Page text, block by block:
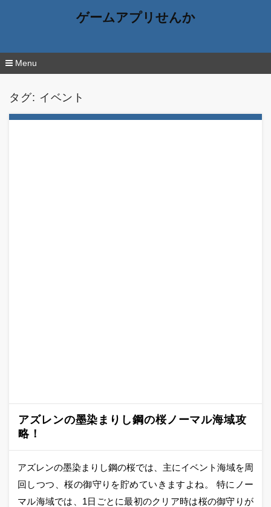
ゲームアプリせんか
Menu
タグ: イベント
アズレンの墨染まりし鋼の桜ノーマル海域攻
略！
アズレンの墨染まりし鋼の桜では、主にイベント海域を周
回しつつ、桜の御守りを貯めていきますよね。 特にノー
マル海域では、1日ごとに最初のクリア時は桜の御守りが